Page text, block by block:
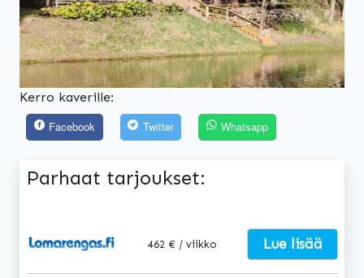
Kerro kaverille:
Facebook
Twitter Whatsapp
Parhaat tarjoukset:
462 € / viikko Lue lisää